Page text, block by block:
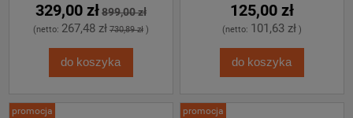
329,00 zł899,00 zł
(netto: 267,48 zł 730,89 zł)
do koszyka
125,00 zł
(netto: 101,63 zł)
do koszyka
promocja promocja